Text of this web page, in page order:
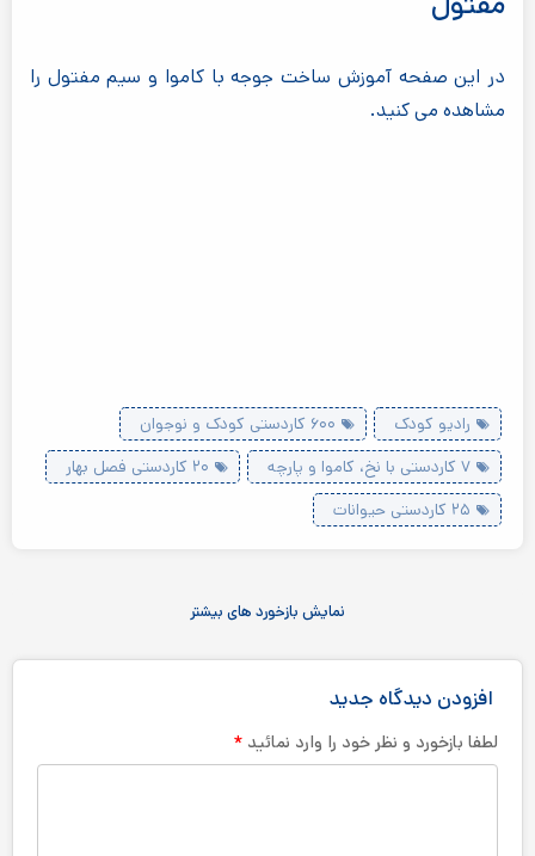
در این صفحه آموزش ساخت جوجه با کاموا و سیم مفتول را
مشاهده می کنید.
رادیو کودک
۶۰۰ کاردستی کودک و نوجوان
۷ کاردستی با نخ، کاموا و پارچه
۲۰ کاردستی فصل بهار
۲۵ کاردستی حیوانات
نمایش بازخورد های بیشتر
افزودن دیدگاه جدید
لطفا بازخورد و نظر خود را وارد نمائید *